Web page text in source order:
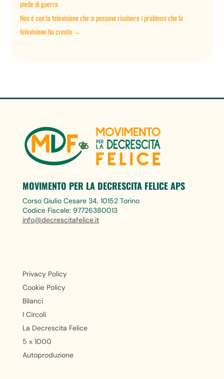
piede di guerra
Non è con la televisione che si possono risolvere i problemi che la
televisione ha creato →
MOVIMENTO PER LA DECRESCITA FELICE APS
Corso Giulio Cesare 34, 10152 Torino
Codice Fiscale: 97726380013
info@decrescitafelice.it
Privacy Policy
Cookie Policy
Bilanci
I Circoli
La Decrescita Felice
5 x 1000
Autoproduzione